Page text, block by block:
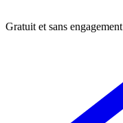
Gratuit et sans engagement